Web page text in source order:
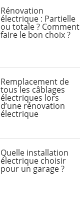
Rénovation
électrique : Partielle
ou totale ? Comment
faire le bon choix ?
Remplacement de
tous les câblages
électriques lors
d’une rénovation
électrique
Quelle installation
électrique choisir
pour un garage ?